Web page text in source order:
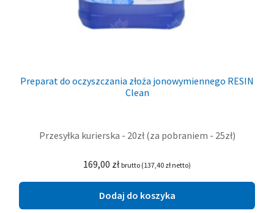
Preparat do oczyszczania złoża jonowymiennego RESIN
Clean
Przesyłka kurierska - 20zł (za pobraniem - 25zł)
169,00 zł brutto (137,40 złnetto)
Dodaj do koszyka